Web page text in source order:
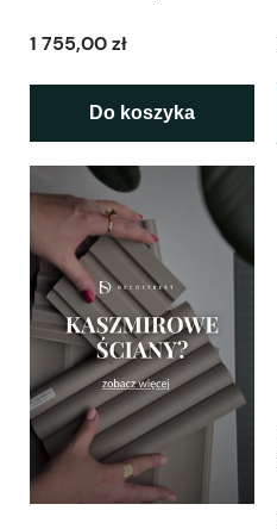
1 755,00 zł
Do koszyka